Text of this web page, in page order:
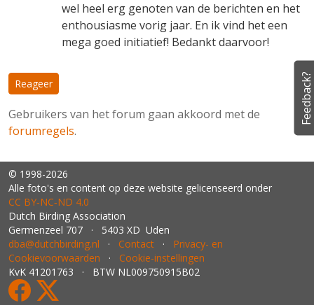
wel heel erg genoten van de berichten en het
enthousiasme vorig jaar. En ik vind het een
mega goed initiatief! Bedankt daarvoor!
Reageer
Gebruikers van het forum gaan akkoord met de
forumregels.
© 1998-2026
Alle foto's en content op deze website gelicenseerd onder
CC BY‑NC‑ND 4.0
Dutch Birding Association
Germenzeel 707 · 5403 XD Uden
dba@dutchbirding.nl · Contact · Privacy- en
Cookievoorwaarden · Cookie-instellingen
KvK 41201763 · BTW NL009750915B02
Feedback?